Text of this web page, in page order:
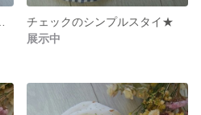
チェックのシンプルスタイ★
展示中